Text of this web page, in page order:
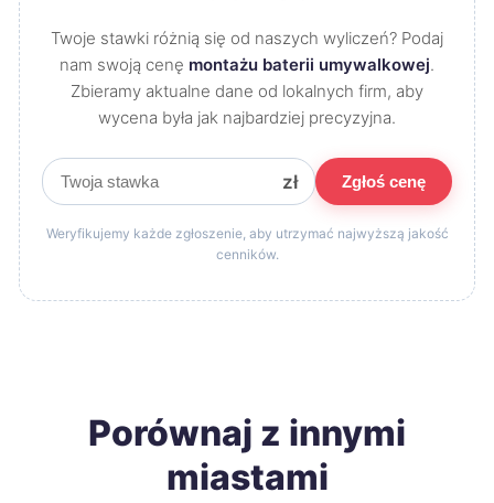
Twoje stawki różnią się od naszych wyliczeń? Podaj
nam swoją cenę montażu baterii umywalkowej.
Zbieramy aktualne dane od lokalnych firm, aby
wycena była jak najbardziej precyzyjna.
zł Zgłoś cenę
Weryfikujemy każde zgłoszenie, aby utrzymać najwyższą jakość
cenników.
Porównaj z innymi
miastami